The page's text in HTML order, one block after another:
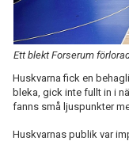
Ett blekt Forserum
Huskvarna fick en
bleka, gick inte fullt in i
fanns små ljuspunkter
Huskvarnas publik var